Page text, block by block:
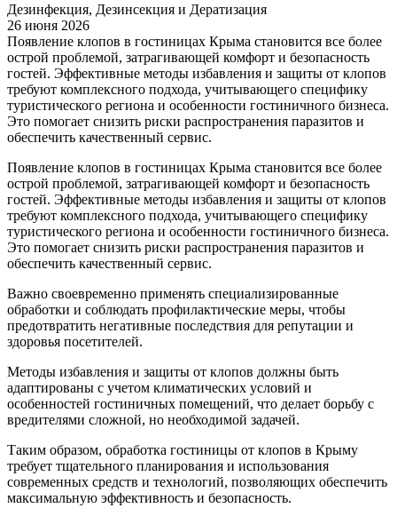
Дезинфекция, Дезинсекция и Дератизация
26 июня 2026
Появление клопов в гостиницах Крыма становится все более
острой проблемой, затрагивающей комфорт и безопасность
гостей. Эффективные методы избавления и защиты от клопов
требуют комплексного подхода, учитывающего специфику
туристического региона и особенности гостиничного бизнеса.
Это помогает снизить риски распространения паразитов и
обеспечить качественный сервис.
Появление клопов в гостиницах Крыма становится все более
острой проблемой, затрагивающей комфорт и безопасность
гостей. Эффективные методы избавления и защиты от клопов
требуют комплексного подхода, учитывающего специфику
туристического региона и особенности гостиничного бизнеса.
Это помогает снизить риски распространения паразитов и
обеспечить качественный сервис.
Важно своевременно применять специализированные
обработки и соблюдать профилактические меры, чтобы
предотвратить негативные последствия для репутации и
здоровья посетителей.
Методы избавления и защиты от клопов должны быть
адаптированы с учетом климатических условий и
особенностей гостиничных помещений, что делает борьбу c
вредителями сложной, но необходимой задачей.
Таким образом, обработка гостиницы от клопов в Крыму
требует тщательного планирования и использования
современных средств и технологий, позволяющих обеспечить
максимальную эффективность и безопасность.